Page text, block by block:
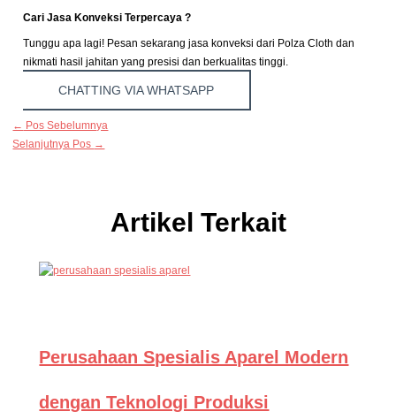
Cari Jasa Konveksi Terpercaya ?
Tunggu apa lagi! Pesan sekarang jasa konveksi dari Polza Cloth dan
nikmati hasil jahitan yang presisi dan berkualitas tinggi.
CHATTING VIA WHATSAPP
← Pos Sebelumnya
Selanjutnya Pos →
Artikel Terkait
Perusahaan Spesialis Aparel Modern
dengan Teknologi Produksi